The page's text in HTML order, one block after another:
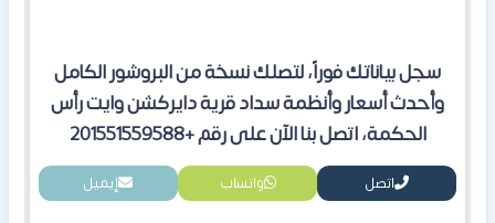
سجل بياناتك فوراً، لتصلك نسخة من البروشور الكامل
وأحدث أسعار وأنظمة سداد قرية دايركشن وايت رأس
الحكمة، اتصل بنا الآن على رقم +201551559588
اتصل واتساب إيميل